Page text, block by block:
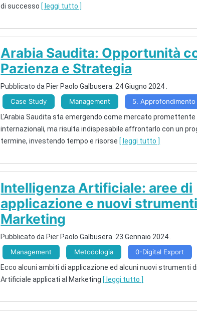
di successo [ leggi tutto ]
Arabia Saudita: Opportunità
Pazienza e Strategia
Pubblicato da Pier Paolo Galbusera.24 Giugno 2024 .
Case Study
Management
5.
L'Arabia Saudita sta emergendo come mercato promettente
internazionali, ma risulta indispesabile affrontarlo con un
termine, investendo tempo e risorse [ leggi tutto ]
Intelligenza Artificiale: aree di
applicazione e nuovi
Marketing
Pubblicato da Pier Paolo Galbusera. 23 Gennaio 2024
Management
Metodologia
0-Digital Export
Ecco alcuni ambiti di applicazione ed alcuni nuovi strumenti
Artificiale applicati al Marketing [ leggi tutto ]